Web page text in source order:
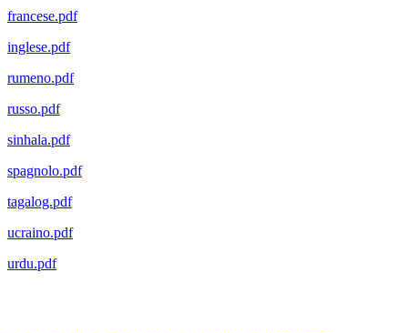
francese.pdf
inglese.pdf
rumeno.pdf
russo.pdf
sinhala.pdf
spagnolo.pdf
tagalog.pdf
ucraino.pdf
urdu.pdf